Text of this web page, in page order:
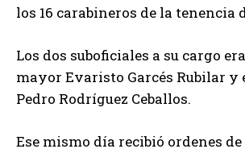
los 16 carabineros de la tenencia
Los dos suboficiales a su cargo
mayor Evaristo Garcés Rubilar y
Pedro Rodríguez Ceballos.
Ese mismo día recibió ordenes